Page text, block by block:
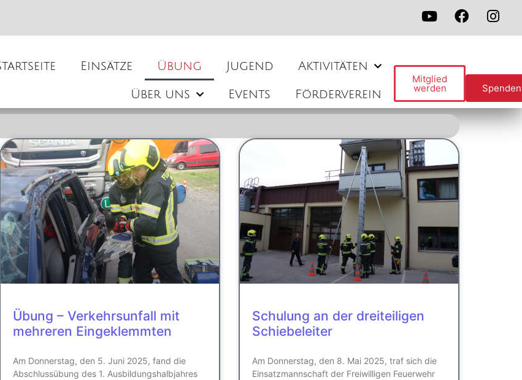
Einsätze Übung Jugend Aktivitäten
Über uns Events Förderverein
Mitglied
werden Spenden
Übung – Verkehrsunfall mit
mehreren Eingeklemmten
Am Donnerstag, den 5. Juni 2025, fand die
Abschlussübung des 1. Ausbildungshalbjahres
Schulung an der dreiteiligen
Schiebeleiter
Am Donnerstag, den 8. Mai 2025, traf sich die
Einsatzmannschaft der Freiwilligen Feuerwehr